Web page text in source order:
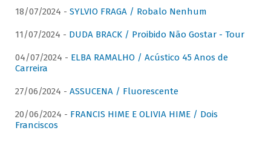
18/07/2024 - SYLVIO FRAGA / Robalo Nenhum
11/07/2024 - DUDA BRACK / Proibido Não Gostar - Tour
04/07/2024 - ELBA RAMALHO / Acústico 45 Anos de
Carreira
27/06/2024 - ASSUCENA / Fluorescente
20/06/2024 - FRANCIS HIME E OLIVIA HIME / Dois
Franciscos